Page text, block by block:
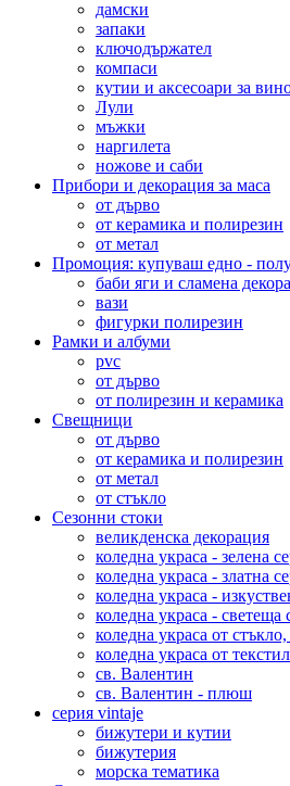
дамски
запаки
ключодържател
компаси
кутии и аксесоари за
Лули
мъжки
наргилета
ножове и саби
Прибори и декорация за маса
от дърво
от керамика и полирезин
от метал
Промоция: купуваш едно -
баби яги и сламена
вази
фигурки полирезин
Рамки и албуми
pvc
от дърво
от полирезин и керамика
Свещници
от дърво
от керамика и полирезин
от метал
от стъкло
Сезонни стоки
великденска декорация
коледна украса - зелена
коледна украса - златна
коледна украса -
коледна украса - светеща
коледна украса от
коледна украса от текстил
св. Валентин
св. Валентин - плюш
серия vintaje
бижутери и кутии
бижутерия
морска тематика